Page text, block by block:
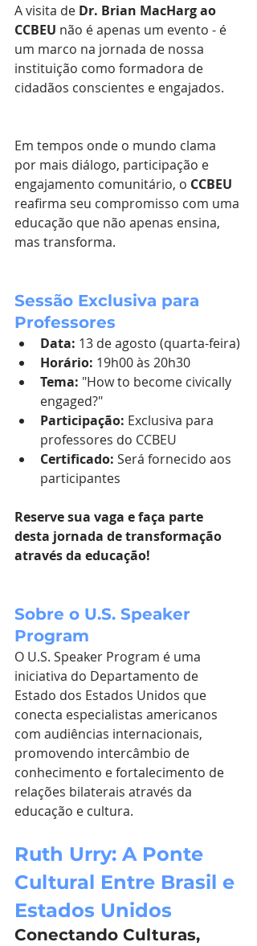
A visita de Dr. Brian MacHarg ao
CCBEU não é apenas um evento - é
um marco na jornada de nossa
instituição como formadora de
cidadãos conscientes e engajados.
Em tempos onde o mundo clama
por mais diálogo, participação e
engajamento comunitário, o CCBEU
reafirma seu compromisso com uma
educação que não apenas ensina,
mas transforma.
Sessão Exclusiva para
Professores
Data: 13 de agosto (quarta-feira)
Horário: 19h00 às 20h30
Tema: "How to become civically
engaged?"
Participação: Exclusiva para
professores do CCBEU
Certificado: Será fornecido aos
participantes
Reserve sua vaga e faça parte
desta jornada de transformação
através da educação!
Sobre o U.S. Speaker
Program
O U.S. Speaker Program é uma
iniciativa do Departamento de
Estado dos Estados Unidos que
conecta especialistas americanos
com audiências internacionais,
promovendo intercâmbio de
conhecimento e fortalecimento de
relações bilaterais através da
educação e cultura.
Ruth Urry: A Ponte
Cultural Entre Brasil e
Estados Unidos
Conectando Culturas,